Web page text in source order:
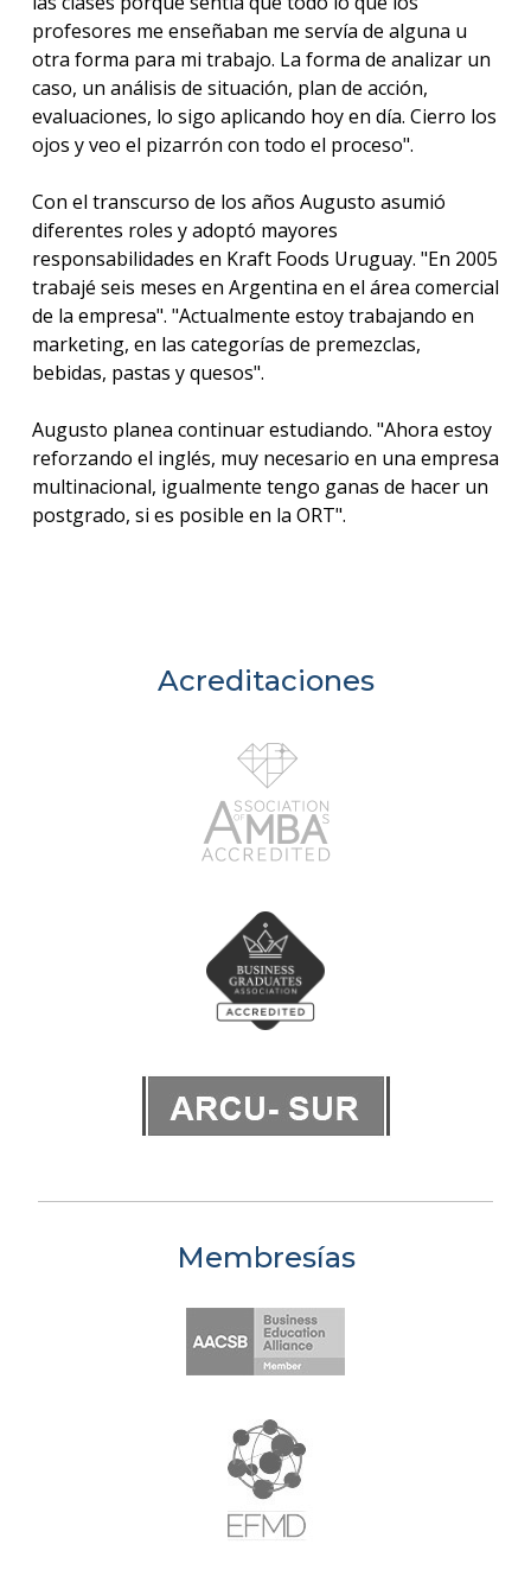
profesores me enseñaban me servía de alguna u
otra forma para mi trabajo. La forma de analizar un
caso, un análisis de situación, plan de acción,
evaluaciones, lo sigo aplicando hoy en día. Cierro los
ojos y veo el pizarrón con todo el proceso".
Con el transcurso de los años Augusto asumió
diferentes roles y adoptó mayores
responsabilidades en Kraft Foods Uruguay. "En 2005
trabajé seis meses en Argentina en el área comercial
de la empresa". "Actualmente estoy trabajando en
marketing, en las categorías de premezclas,
bebidas, pastas y quesos".
Augusto planea continuar estudiando. "Ahora estoy
reforzando el inglés, muy necesario en una empresa
multinacional, igualmente tengo ganas de hacer un
postgrado, si es posible en la ORT".
Acreditaciones
Membresías